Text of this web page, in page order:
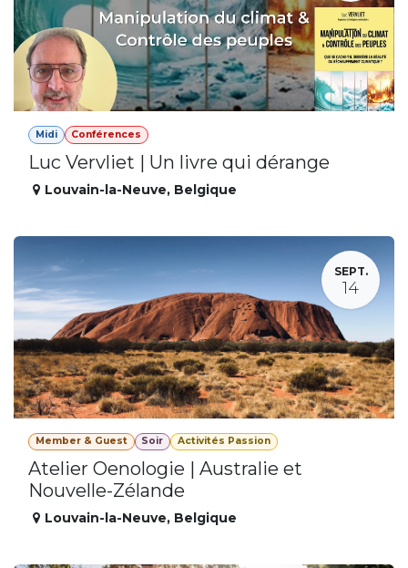
Midi Conférences
Luc Vervliet | Un livre qui dérange
Louvain-la-Neuve, Belgique
SEPT.
14
Member & Guest Soir Activités Passion
Atelier Oenologie | Australie et
Nouvelle-Zélande
Louvain-la-Neuve, Belgique